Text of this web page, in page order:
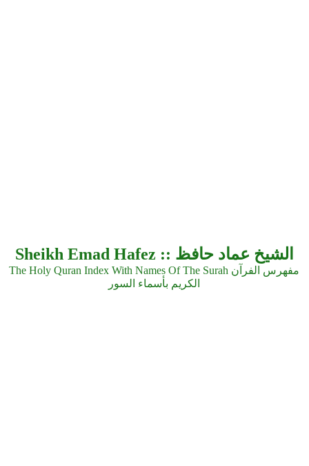
Sheikh Emad Hafez :: الشيخ عماد حافظ
The Holy Quran Index With Names Of The Surah مفهرس الفرآن
الكريم بأسماء السور